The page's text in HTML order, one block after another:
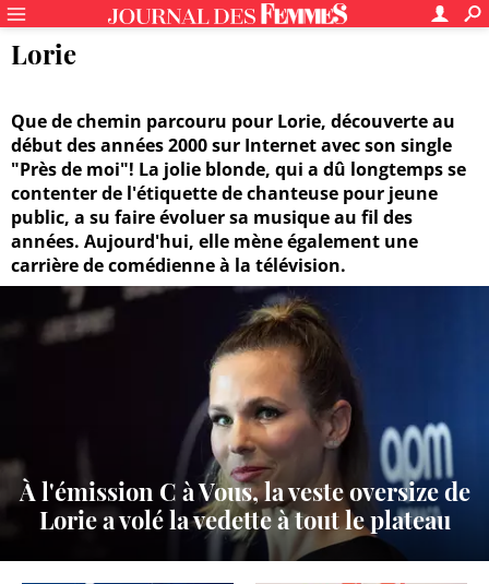
Lorie
Que de chemin parcouru pour Lorie, découverte au
début des années 2000 sur Internet avec son single
"Près de moi"! La jolie blonde, qui a dû longtemps se
contenter de l'étiquette de chanteuse pour jeune
public, a su faire évoluer sa musique au fil des
années. Aujourd'hui, elle mène également une
carrière de comédienne à la télévision.
À l'émission C à Vous, la veste oversize de
Lorie a volé la vedette à tout le plateau